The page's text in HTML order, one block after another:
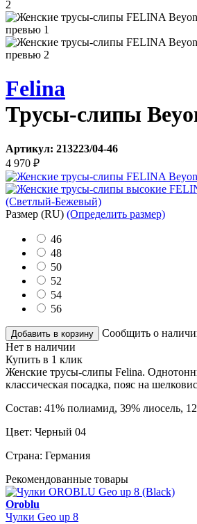
Felina
Трусы-слипы
Артикул: 213223/04-46
4 970 ₽
Размер (RU) (Определить размер)
46
48
50
52
54
56
Добавить в корзину
Сообщить о
Нет в наличии
Купить в 1 клик
Женские трусы-слипы Felina.
классическая посадка, пояс на
Состав: 41% полиамид, 39% лиосель,
Цвет: Черный 04
Страна: Германия
Рекомендованные товары
Oroblu
Чулки Geo up 8